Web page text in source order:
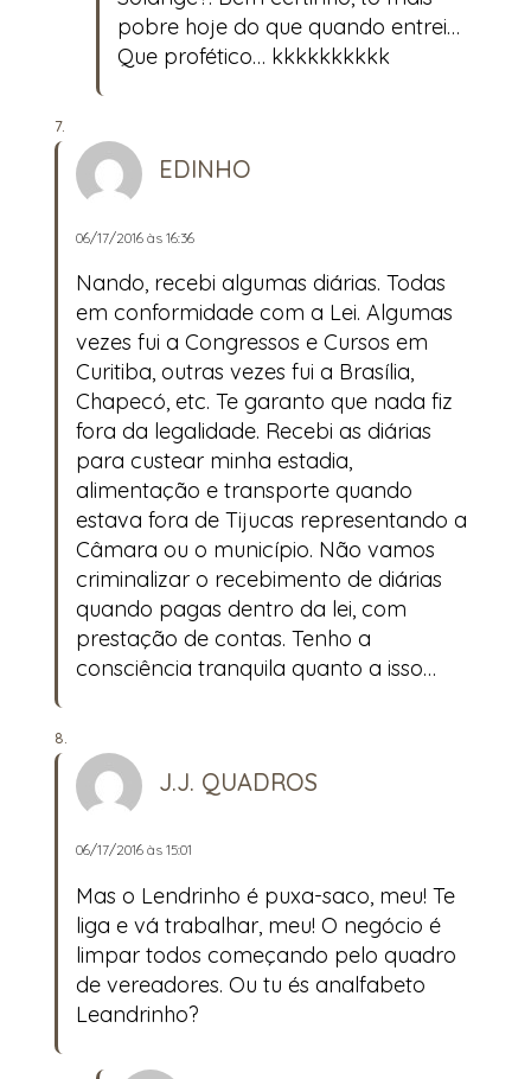
pobre hoje do que quando entrei…
Que profético… kkkkkkkkkk
EDINHO
06/17/2016 às 16:36
Nando, recebi algumas diárias. Todas
em conformidade com a Lei. Algumas
vezes fui a Congressos e Cursos em
Curitiba, outras vezes fui a Brasília,
Chapecó, etc. Te garanto que nada fiz
fora da legalidade. Recebi as diárias
para custear minha estadia,
alimentação e transporte quando
estava fora de Tijucas representando a
Câmara ou o município. Não vamos
criminalizar o recebimento de diárias
quando pagas dentro da lei, com
prestação de contas. Tenho a
consciência tranquila quanto a isso…
J.J. QUADROS
06/17/2016 às 15:01
Mas o Lendrinho é puxa-saco, meu! Te
liga e vá trabalhar, meu! O negócio é
limpar todos começando pelo quadro
de vereadores. Ou tu és analfabeto
Leandrinho?